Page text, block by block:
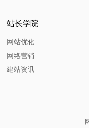
站长学院
网站优化
网络营销
建站资讯